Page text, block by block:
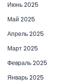
Июнь 2025
Май 2025
Апрель 2025
Март 2025
Февраль 2025
Январь 2025